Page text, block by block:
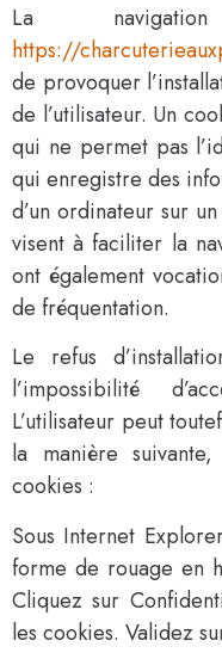
La
https://
de provoquer
de l’utilisateur. Un
qui ne permet pas
qui enregistre des
d’un ordinateur sur
visent à faciliter la
ont également
de fréquentation.
Le refus
l’impossibilité
L’utilisateur peut
la manière
cookies :
Sous Internet
forme de rouage en
Cliquez sur
les cookies. Validez